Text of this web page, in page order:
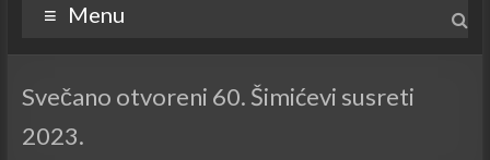
Menu
Svečano otvoreni 60. Šimićevi susreti
2023.